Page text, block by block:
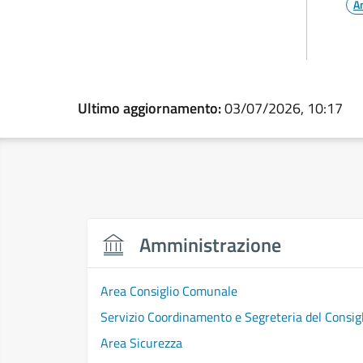
Ultimo aggiornamento:03/07/2026, 10:17
Amministrazione
Area Consiglio Comunale
Servizio Coordinamento e Segreteria del
Area Sicurezza